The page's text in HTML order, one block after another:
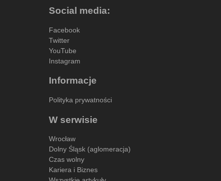
Social media:
Facebook
Twitter
YouTube
Instagram
Informacje
Polityka prywatności
W serwisie
Wrocław
Dolny Śląsk (aglomeracja)
Czas wolny
Kariera i Biznes